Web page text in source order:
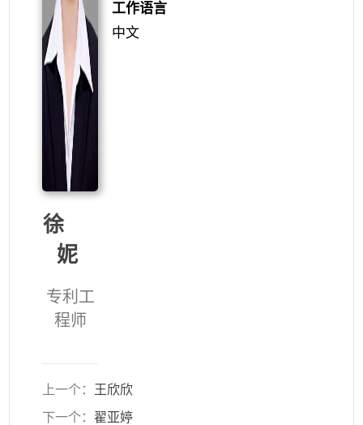
徐
妮
专利工
程师
工作语言
中文
上一个：
王欣欣
下一个： 翟亚婷